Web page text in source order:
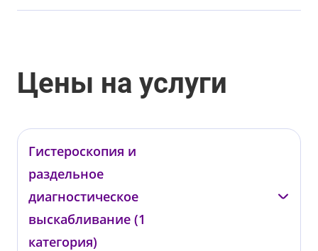
Цены на услуги
Гистероскопия и
раздельное
диагностическое
выскабливание (1
категория)